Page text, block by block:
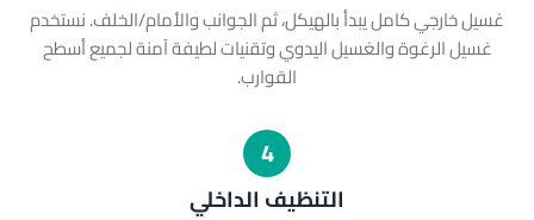
غسيل خارجي كامل يبدأ بالهيكل، ثم الجوانب والأمام/الخلف. نستخدم
غسيل الرغوة والغسيل اليدوي وتقنيات لطيفة آمنة لجميع أسطح
القوارب.
4
التنظيف الداخلي